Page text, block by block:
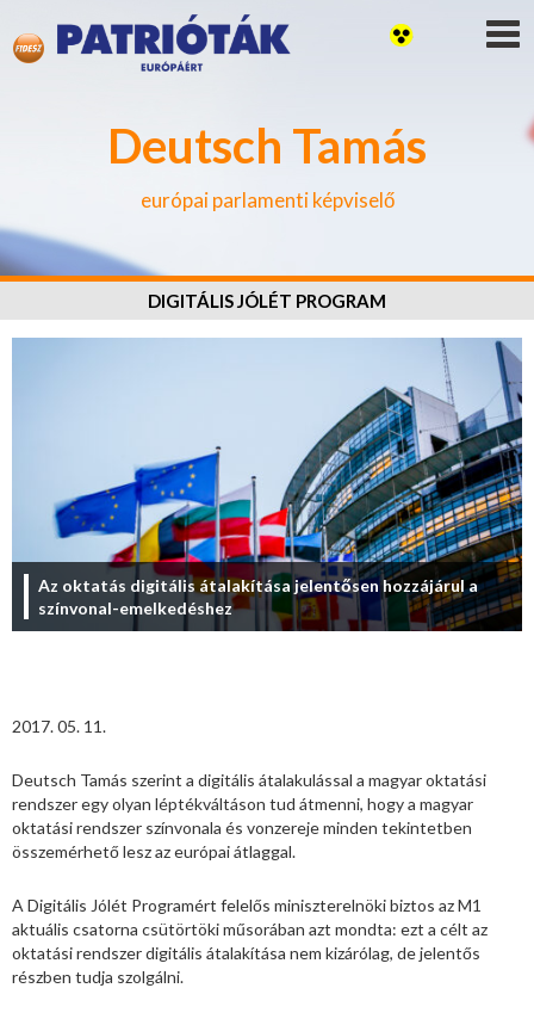
Deutsch Tamás
európai parlamenti képviselő
DIGITÁLIS JÓLÉT PROGRAM
Az oktatás digitális átalakítása jelentősen hozzájárul a
színvonal-emelkedéshez
2017. 05. 11.
Deutsch Tamás szerint a digitális átalakulással a magyar oktatási
rendszer egy olyan léptékváltáson tud átmenni, hogy a magyar
oktatási rendszer színvonala és vonzereje minden tekintetben
összemérhető lesz az európai átlaggal.
A Digitális Jólét Programért felelős miniszterelnöki biztos az M1
aktuális csatorna csütörtöki műsorában azt mondta: ezt a célt az
oktatási rendszer digitális átalakítása nem kizárólag, de jelentős
részben tudja szolgálni.